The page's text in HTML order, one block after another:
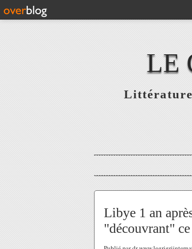
LE
Libye 1 an
"découvrant"